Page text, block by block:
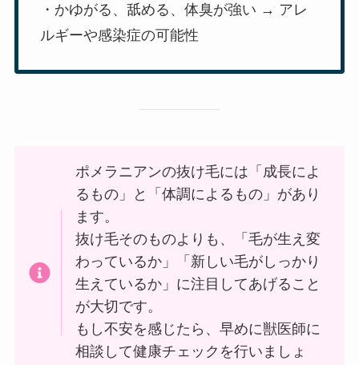
・かゆがる、舐める、体臭が強い → アレ
ルギーや感染症の可能性
ポメラニアンの抜け毛には「成長によ
るもの」と「体調によるもの」があり
ます。
抜け毛そのものよりも、「毛が生え変
わっているか」「新しい毛がしっかり
生えているか」に注目してあげること
が大切です。
もし不安を感じたら、早めに獣医師に
相談して健康チェックを行いましょ